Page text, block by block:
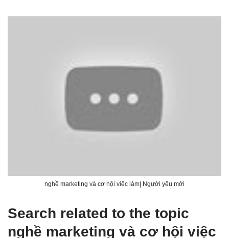
nghề marketing và cơ hội việc làm| Người yêu mới
Search related to the topic
nghề marketing và cơ hội việc